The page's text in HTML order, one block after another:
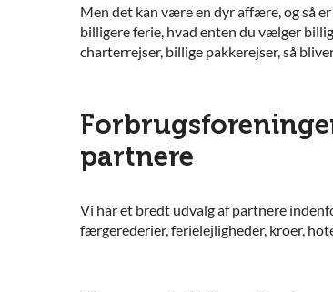
Men det kan være en dyr affære, og så
billigere ferie, hvad enten du vælger
charterrejser, billige pakkerejser, så
partnere
Vi har et bredt udvalg af partnere
færgerederier, ferielejligheder, kroer,